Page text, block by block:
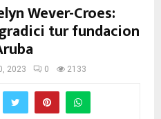
Wever-Croes:
tur fundacion
2023 0 2133